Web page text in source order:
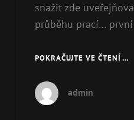
snažit zde
průběhu prací… první
POKRAČUJTE VE ČTENÍ …
admin